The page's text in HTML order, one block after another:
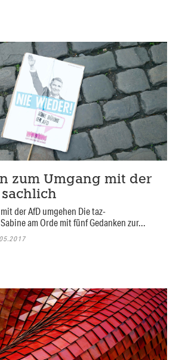
zum Umgang mit der
der AfD umgehen Die taz-
am Orde mit fünf Gedanken zur...